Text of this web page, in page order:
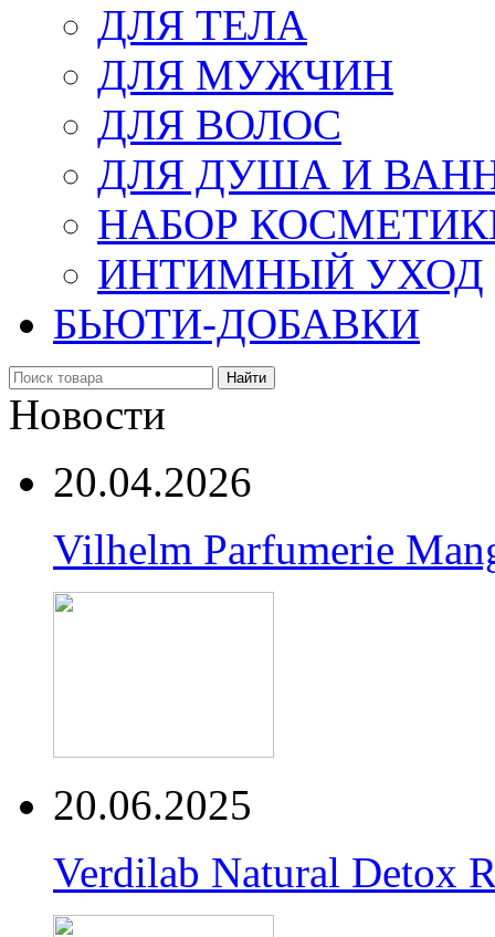
ДЛЯ ТЕЛА
ДЛЯ МУЖЧИН
ДЛЯ ВОЛОС
ДЛЯ ДУША И
НАБОР
ИНТИМНЫЙ УХОД
БЬЮТИ-ДОБАВКИ
Найти
Новости
20.04.2026
Vilhelm Parfumerie
20.06.2025
Verdilab Natural Detox